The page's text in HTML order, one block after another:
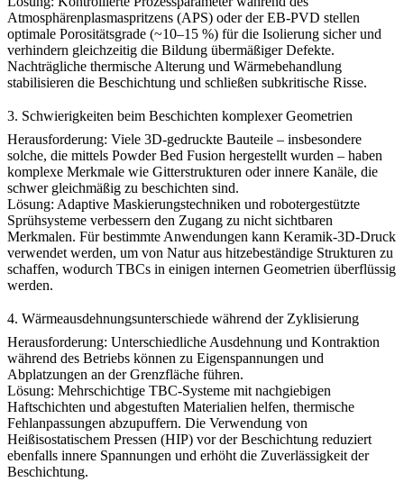
Atmosphärenplasmaspritzens (APS) oder der EB-PVD stellen
optimale Porositätsgrade (~10–15 %) für die Isolierung sicher und
verhindern gleichzeitig die Bildung übermäßiger Defekte.
Nachträgliche thermische Alterung und Wärmebehandlung
stabilisieren die Beschichtung und schließen subkritische Risse.
3. Schwierigkeiten beim Beschichten komplexer Geometrien
Herausforderung: Viele 3D-gedruckte Bauteile – insbesondere
solche, die mittels Powder Bed Fusion hergestellt wurden – haben
komplexe Merkmale wie Gitterstrukturen oder innere Kanäle, die
schwer gleichmäßig zu beschichten sind.
Lösung: Adaptive Maskierungstechniken und robotergestützte
Sprühsysteme verbessern den Zugang zu nicht sichtbaren
Merkmalen. Für bestimmte Anwendungen kann Keramik-3D-Druck
verwendet werden, um von Natur aus hitzebeständige Strukturen zu
schaffen, wodurch TBCs in einigen internen Geometrien überflüssig
werden.
4. Wärmeausdehnungsunterschiede während der Zyklisierung
Herausforderung: Unterschiedliche Ausdehnung und Kontraktion
während des Betriebs können zu Eigenspannungen und
Abplatzungen an der Grenzfläche führen.
Lösung: Mehrschichtige TBC-Systeme mit nachgiebigen
Haftschichten und abgestuften Materialien helfen, thermische
Fehlanpassungen abzupuffern. Die Verwendung von
Heißisostatischem Pressen (HIP) vor der Beschichtung reduziert
ebenfalls innere Spannungen und erhöht die Zuverlässigkeit der
Beschichtung.